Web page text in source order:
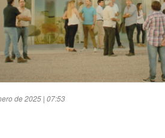
de 2025 | 07:53